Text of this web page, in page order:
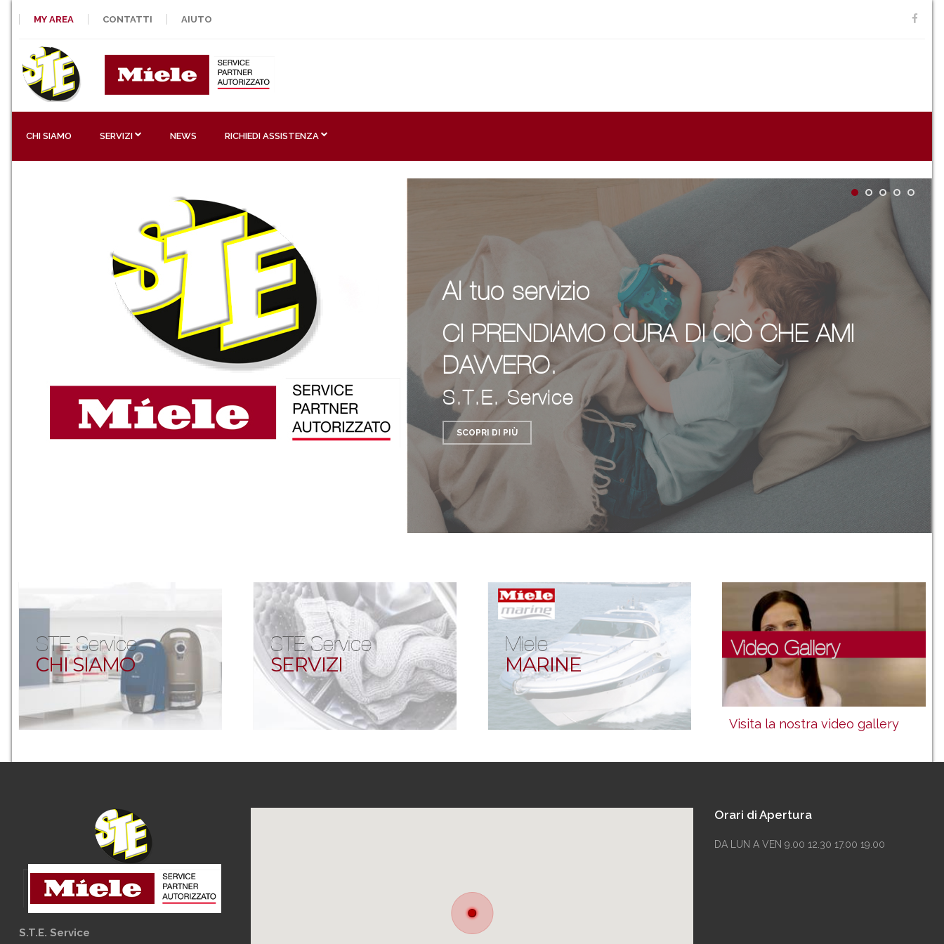
MY AREA CONTATTI AIUTO
CHI SIAMO SERVIZI NEWS RICHIEDI ASSISTENZA
Al tuo servizio
CI PRENDIAMO CURA DI CIÒ CHE AMI
DAVVERO.
S.T.E. Service
SCOPRI DI PIÙ
STE Service
CHI SIAMO
STE Service
SERVIZI
Miele
MARINE
Video Gallery
Visita la nostra video gallery
S.T.E. Service
Orari di Apertura
DA LUN A VEN 9.00 12.30 17.00 19.00